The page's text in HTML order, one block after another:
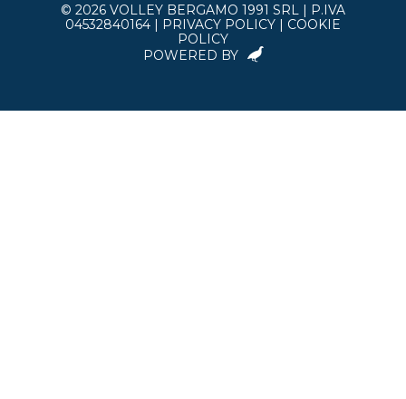
© 2026 VOLLEY BERGAMO 1991 SRL | P.IVA
04532840164 | PRIVACY POLICY | COOKIE
POLICY
POWERED BY